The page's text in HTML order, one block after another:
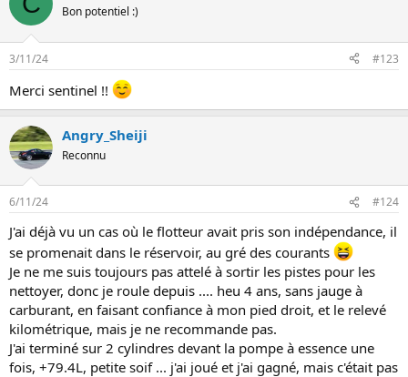
a
i
n
s
Bon potentiel :)
3/11/24 #123
Merci sentinel !!
Angry_Sheiji
Reconnu
6/11/24 #124
J'ai déjà vu un cas où le flotteur avait pris son indépendance, il
se promenait dans le réservoir, au gré des courants
Je ne me suis toujours pas attelé à sortir les pistes pour les
nettoyer, donc je roule depuis .... heu 4 ans, sans jauge à
carburant, en faisant confiance à mon pied droit, et le relevé
kilométrique, mais je ne recommande pas.
J'ai terminé sur 2 cylindres devant la pompe à essence une
fois, +79.4L, petite soif ... j'ai joué et j'ai gagné, mais c'était pas